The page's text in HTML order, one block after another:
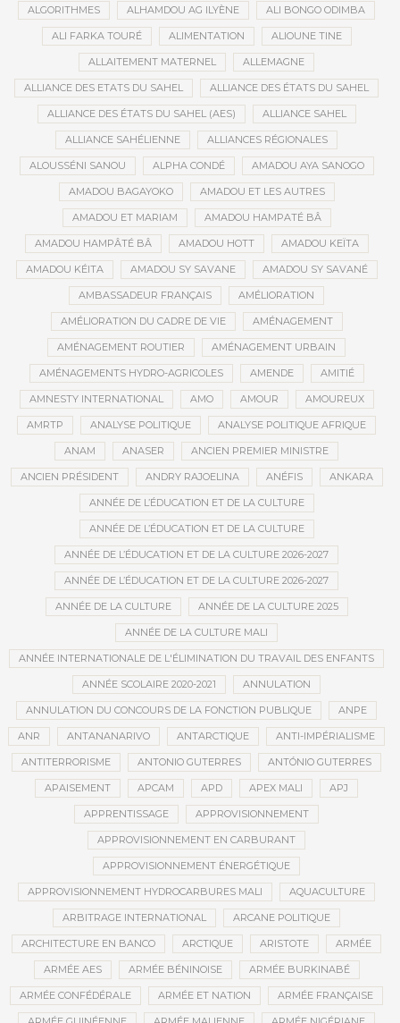
ALGORITHMES ALHAMDOU AG ILYÈNE ALI BONGO ODIMBA
ALI FARKA TOURÉ ALIMENTATION ALIOUNE TINE
ALLAITEMENT MATERNEL ALLEMAGNE
ALLIANCE DES ETATS DU SAHEL ALLIANCE DES ÉTATS DU SAHEL
ALLIANCE DES ÉTATS DU SAHEL (AES) ALLIANCE SAHEL
ALLIANCE SAHÉLIENNE ALLIANCES RÉGIONALES
ALOUSSÉNI SANOU ALPHA CONDÉ AMADOU AYA SANOGO
AMADOU BAGAYOKO AMADOU ET LES AUTRES
AMADOU ET MARIAM AMADOU HAMPATÉ BÂ
AMADOU HAMPÂTÉ BÂ AMADOU HOTT AMADOU KEÏTA
AMADOU KÉITA AMADOU SY SAVANE AMADOU SY SAVANÉ
AMBASSADEUR FRANÇAIS AMÉLIORATION
AMÉLIORATION DU CADRE DE VIE AMÉNAGEMENT
AMÉNAGEMENT ROUTIER AMÉNAGEMENT URBAIN
AMÉNAGEMENTS HYDRO-AGRICOLES AMENDE AMITIÉ
AMNESTY INTERNATIONAL AMO AMOUR AMOUREUX
AMRTP ANALYSE POLITIQUE ANALYSE POLITIQUE AFRIQUE
ANAM ANASER ANCIEN PREMIER MINISTRE
ANCIEN PRÉSIDENT ANDRY RAJOELINA ANÉFIS ANKARA
ANNÉE DE L’ÉDUCATION ET DE LA CULTURE
ANNÉE DE L’ÉDUCATION ET DE LA CULTURE
ANNÉE DE L’ÉDUCATION ET DE LA CULTURE 2026-2027
ANNÉE DE L’ÉDUCATION ET DE LA CULTURE 2026-2027
ANNÉE DE LA CULTURE ANNÉE DE LA CULTURE 2025
ANNÉE DE LA CULTURE MALI
ANNÉE INTERNATIONALE DE L'ÉLIMINATION DU TRAVAIL DES ENFANTS
ANNÉE SCOLAIRE 2020-2021 ANNULATION
ANNULATION DU CONCOURS DE LA FONCTION PUBLIQUE ANPE
ANR ANTANANARIVO ANTARCTIQUE ANTI-IMPÉRIALISME
ANTITERRORISME ANTONIO GUTERRES ANTÓNIO GUTERRES
APAISEMENT APCAM APD APEX MALI APJ
APPRENTISSAGE APPROVISIONNEMENT
APPROVISIONNEMENT EN CARBURANT
APPROVISIONNEMENT ÉNERGÉTIQUE
APPROVISIONNEMENT HYDROCARBURES MALI AQUACULTURE
ARBITRAGE INTERNATIONAL ARCANE POLITIQUE
ARCHITECTURE EN BANCO ARCTIQUE ARISTOTE ARMÉE
ARMÉE AES ARMÉE BÉNINOISE ARMÉE BURKINABÉ
ARMÉE CONFÉDÉRALE ARMÉE ET NATION ARMÉE FRANÇAISE